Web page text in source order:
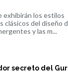
exhibirán los estilos
clásicos del diseño
y las m...
secreto del